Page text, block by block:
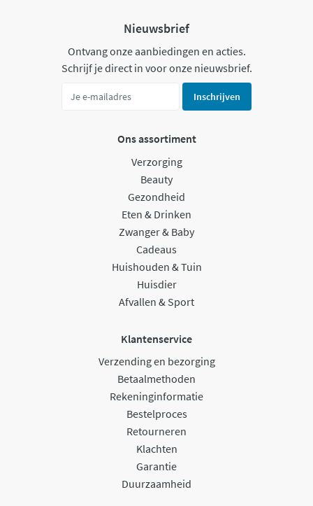
Nieuwsbrief
Ontvang onze aanbiedingen en acties.
Schrijf je direct in voor onze nieuwsbrief.
Inschrijven
Ons assortiment
Verzorging
Beauty
Gezondheid
Eten & Drinken
Zwanger & Baby
Cadeaus
Huishouden & Tuin
Huisdier
Afvallen & Sport
Klantenservice
Verzending en bezorging
Betaalmethoden
Rekeninginformatie
Bestelproces
Retourneren
Klachten
Garantie
Duurzaamheid